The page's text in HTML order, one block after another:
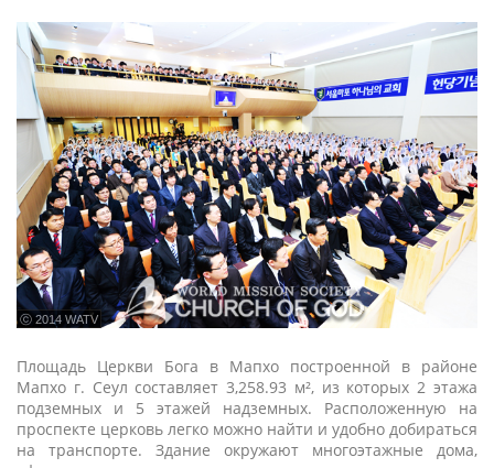
ⓒ 2014 WATV
Площадь Церкви Бога в Мапхо построенной в районе
Мапхо г. Сеул составляет 3,258.93 м², из которых 2 этажа
подземных и 5 этажей надземных. Расположенную на
проспекте церковь легко можно найти и удобно добираться
на транспорте. Здание окружают многоэтажные дома,